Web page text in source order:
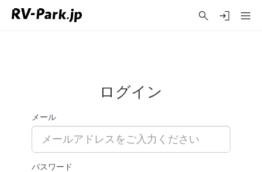
ログイン
メール
パスワード